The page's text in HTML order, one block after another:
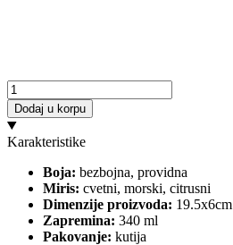
Šampon
i
gel
za
tuširanje
WHITY
340ml
Paket
Dodaj u korpu
Karakteristike
Boja: bezbojna, providna
Miris: cvetni, morski, citrusni
Dimenzije proizvoda: 19.5x6cm
Zapremina: 340 ml
Pakovanje: kutija